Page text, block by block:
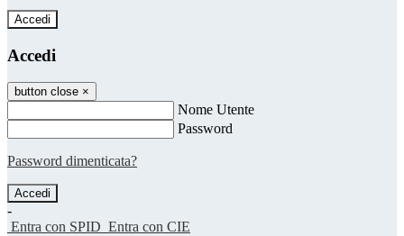
Accedi
Accedi
button close ×
Nome Utente
Password
Password dimenticata?
-
Entra con SPID Entra con CIE